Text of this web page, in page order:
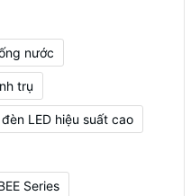
nước
trụ
đèn LED hiệu suất cao
Series